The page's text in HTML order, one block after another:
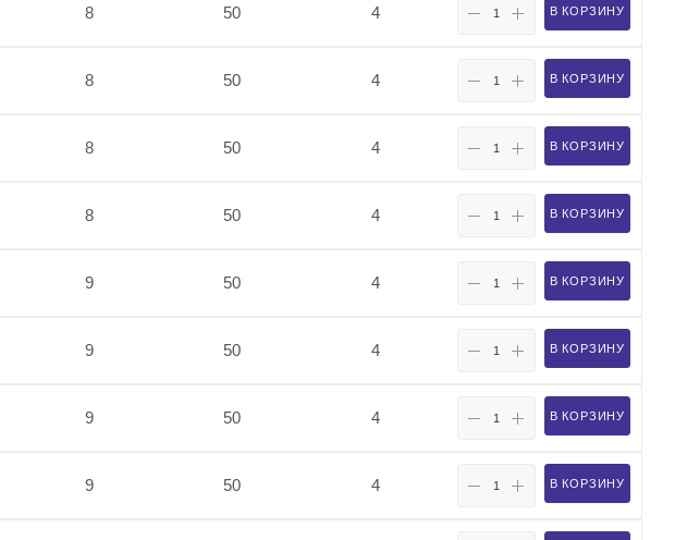
8 50 4 В КОРЗИНУ
8 50 4 В КОРЗИНУ
8 50 4 В КОРЗИНУ
8 50 4 В КОРЗИНУ
9 50 4 В КОРЗИНУ
9 50 4 В КОРЗИНУ
9 50 4 В КОРЗИНУ
9 50 4 В КОРЗИНУ